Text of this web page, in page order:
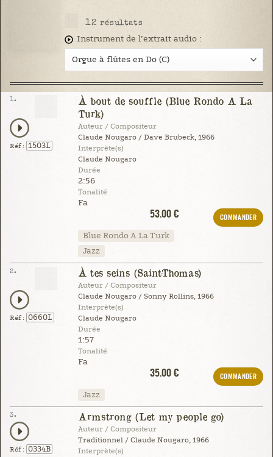
12 résultats
Instrument de l’extrait audio :
1.
Réf : 1503L
À bout de souffle (Blue Rondo A La
Turk)
Auteur / Compositeur
Claude Nougaro / Dave Brubeck, 1966
Interprète(s)
Claude Nougaro
Durée
2:56
Tonalité
Fa
53.00 €
COMMANDER
Blue Rondo A La Turk
Jazz
2.
Réf : 0660L
À tes seins (Saint-Thomas)
Auteur / Compositeur
Claude Nougaro / Sonny Rollins, 1966
Interprète(s)
Claude Nougaro
Durée
1:57
Tonalité
Fa
35.00 €
COMMANDER
Jazz
3.
Réf : 0334B
Armstrong (Let my people go)
Auteur / Compositeur
Traditionnel / Claude Nougaro, 1966
Interprète(s)